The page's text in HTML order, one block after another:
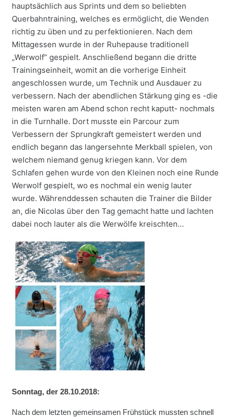
hauptsächlich aus Sprints und dem so beliebten
Querbahntraining, welches es ermöglicht, die Wenden
richtig zu üben und zu perfektionieren. Nach dem
Mittagessen wurde in der Ruhepause traditionell
„Werwolf“ gespielt. Anschließend begann die dritte
Trainingseinheit, womit an die vorherige Einheit
angeschlossen wurde, um Technik und Ausdauer zu
verbessern. Nach der abendlichen Stärkung ging es -die
meisten waren am Abend schon recht kaputt- nochmals
in die Turnhalle. Dort musste ein Parcour zum
Verbessern der Sprungkraft gemeistert werden und
endlich begann das langersehnte Merkball spielen, von
welchem niemand genug kriegen kann. Vor dem
Schlafen gehen wurde von den Kleinen noch eine Runde
Werwolf gespielt, wo es nochmal ein wenig lauter
wurde. Währenddessen schauten die Trainer die Bilder
an, die Nicolas über den Tag gemacht hatte und lachten
dabei noch lauter als die Werwölfe kreischten…
Sonntag, der 28.10.2018:
Nach dem letzten gemeinsamen Frühstück mussten schnell